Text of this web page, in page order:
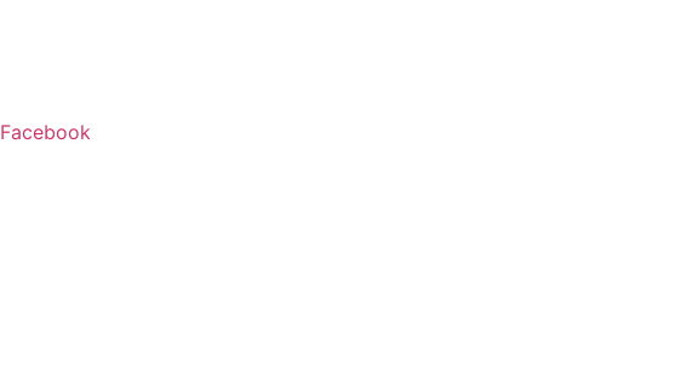
Facebook